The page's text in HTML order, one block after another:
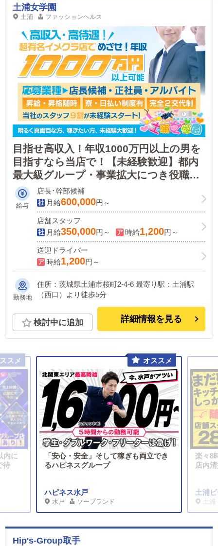
土浦女学園
土浦 ファッションヘルス
目指せ高収入！年収1000万円以上の男を
目指すなら当店で！【未経験歓迎】都内
最大級グループ・事業拡大につき役職ポ
ジション狙えます！やる気があれば経験
不問！
給与
店長･幹部候補
月給600,000円～
店舗スタッフ
月給350,000円～ 時給1,200円～
送迎ドライバー
時給1,200円～
勤務地
住所：茨城県土浦市桜町2-4-6 最寄り駅：土浦駅
（西口）より徒歩5分
検討中に追加 詳細情報を見る
内に
待
「安心・安全」そして稼ぎも両立でき
るハピネスグループ
ハピネス水戸
水戸 ソープランド
楽々8
店内
土浦
土浦
Hip's-Group取手